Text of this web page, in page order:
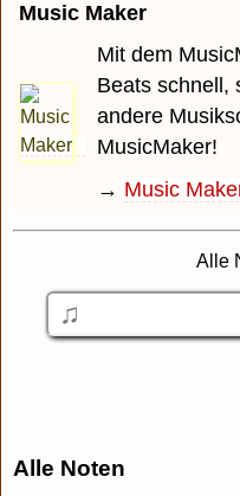
Music Maker
Mit dem
Beats schnell,
andere
MusicMaker!
→ Music
Alle
Alle Noten